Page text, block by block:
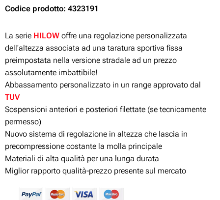
Codice prodotto: 4323191
La serie HILOW offre una regolazione personalizzata
dell'altezza associata ad una taratura sportiva fissa
preimpostata nella versione stradale ad un prezzo
assolutamente imbattibile!
Abbassamento personalizzato in un range approvato dal
TUV
Sospensioni anteriori e posteriori filettate (se tecnicamente
permesso)
Nuovo sistema di regolazione in altezza che lascia in
precompressione costante la molla principale
Materiali di alta qualità per una lunga durata
Miglior rapporto qualità-prezzo presente sul mercato